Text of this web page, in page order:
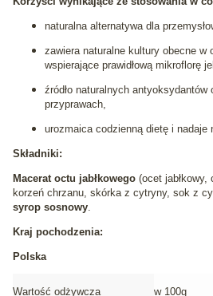
naturalna alternatywa dla
zawiera naturalne kultury obecne w
wspierające prawidłową mikroflorę
źródło naturalnych antyoksydantów
przyprawach,
urozmaica codzienną dietę i nadaje
Składniki:
Macerat octu jabłkowego (ocet jabłkowy,
korzeń chrzanu, skórka z cytryny, sok z
syrop sosnowy
Kraj pochodzenia:
Polska
Wartość odżywcza w 100g